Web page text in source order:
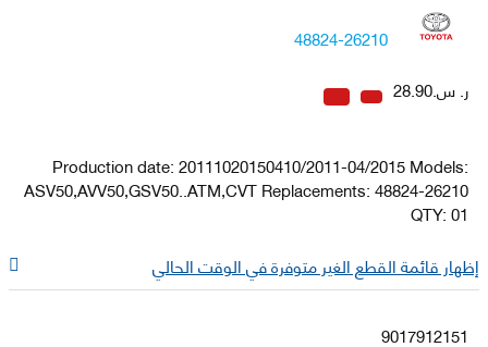
48824-26210
ر. س.28.90
Production date: 20111020150410/2011-04/2015 Models:
ASV50,AVV50,GSV50..ATM,CVT Replacements: 48824-26210
QTY: 01
إظهار قائمة القطع الغير متوفرة في الوقت الحالي
9017912151